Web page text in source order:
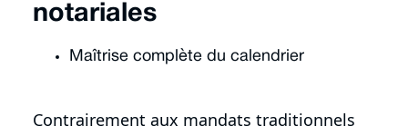
notariales
Maîtrise complète du calendrier
Contrairement aux mandats traditionnels